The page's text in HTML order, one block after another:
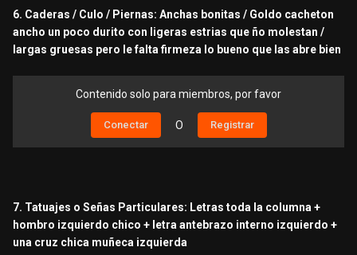
6. Caderas / Culo / Piernas: Anchas bonitas / Goldo cacheton
ancho un poco durito con ligeras estrias que ño molestan /
largas gruesas pero le falta firmeza lo bueno que las abre bien
Contenido solo para miembros, por favor
Conectar O Registrar
7. Tatuajes o Señas Particulares: Letras toda la columna +
hombro izquierdo chico + letra antebrazo interno izquierdo +
una cruz chica muñeca izquierda